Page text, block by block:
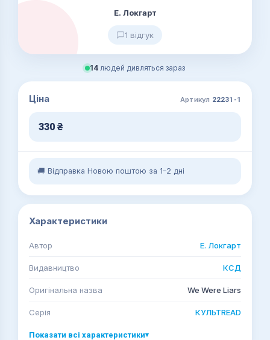
Е. Локгарт
1 відгук
14 людей дивляться зараз
Ціна Артикул 22231-1
330 ₴
🚚 Відправка Новою поштою за 1–2 дні
Характеристики
Автор Е. Локгарт
Видавництво КСД
Оригінальна назва We Were Liars
Серія КУЛЬТREAD
Показати всі характеристики▾